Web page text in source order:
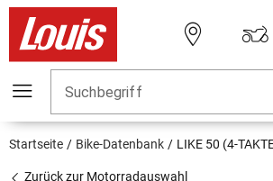
Suchbegriff
Startseite Bike-Datenbank LIKE 50 (4-
Zurück zur Motorradauswahl